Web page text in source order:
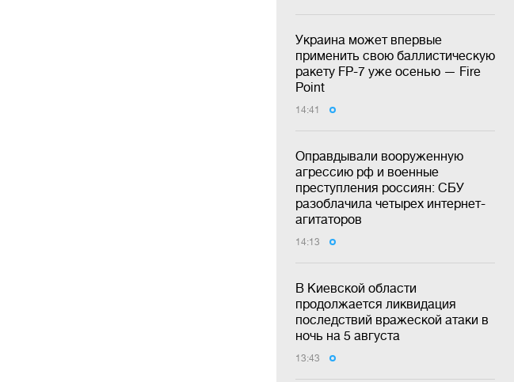
Украина может впервые
применить свою баллистическую
ракету FP-7 уже осенью — Fire
Point
14:41
Оправдывали вооруженную
агрессию рф и военные
преступления россиян: СБУ
разоблачила четырех интернет-
агитаторов
14:13
В Киевской области
продолжается ликвидация
последствий вражеской атаки в
ночь на 5 августа
13:43